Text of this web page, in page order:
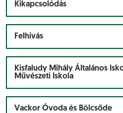
Kikapcsolódás
Felhívás
Kisfaludy Mihály Általános
Művészeti Iskola
Vackor Óvoda és Bölcsőde